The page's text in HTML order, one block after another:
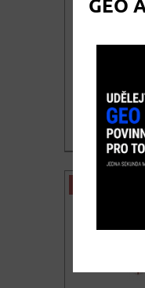
GEO
25 hodin
cena bez DPH
4.840,00
cena vč.